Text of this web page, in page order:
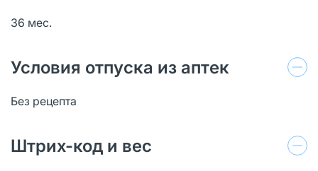
36 мес.
Условия отпуска из аптек
Без рецепта
Штрих-код и вес